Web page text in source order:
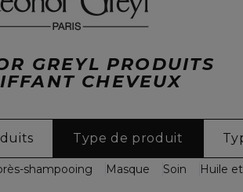
GREYL PRODUITS
CHEVEUX
Type de produit
shampooing Masque Soin Huile